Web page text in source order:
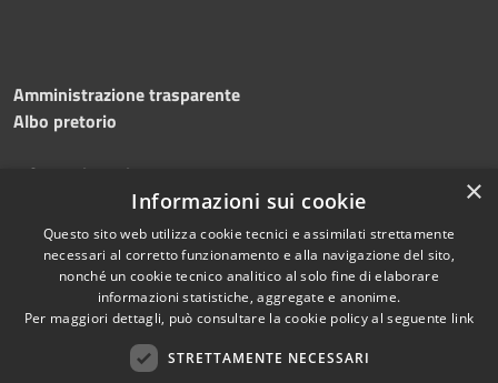
Amministrazione trasparente
Albo pretorio
Informativa privacy
Dichiarazione di accessibilità
Copyright © 2026 • Comune di
Silvi • Powered by
×
Informazioni sui cookie
Questo sito web utilizza cookie tecnici e assimilati strettamente
necessari al corretto funzionamento e alla navigazione del sito,
nonché un cookie tecnico analitico al solo fine di elaborare
informazioni statistiche, aggregate e anonime.
Per maggiori dettagli, può consultare la cookie policy al seguente link
STRETTAMENTE NECESSARI